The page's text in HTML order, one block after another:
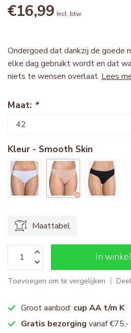
€16,99 Incl. btw
Ondergoed dat dankzij de goede
elke dag gebruikt wordt en dat
niets te wensen overlaat. Lees
Maat: *
Kleur - Smooth Skin
Maattabel
In
Toevoegen om te vergelijken
Groot aanbod: cup AA t/m K
Gratis bezorging vanaf €75,-